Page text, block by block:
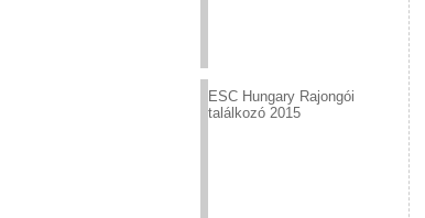
ESC Hungary Rajongói
találkozó 2015